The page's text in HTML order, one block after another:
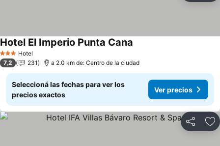
3 Estrellas
Hotel
Hotel El Imperio Punta Cana
7,2 231 a 2.0 km de: Centro de la ciudad
Seleccioná las fechas para ver los
precios exactos
Ver precios
Compartir